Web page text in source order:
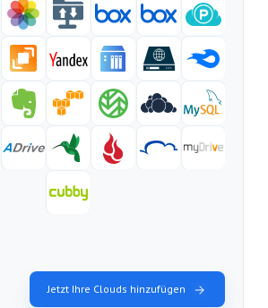
Jetzt Ihre Clouds hinzufügen